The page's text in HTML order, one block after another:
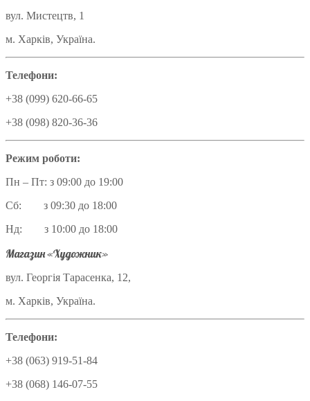
вул. Мистецтв, 1
м. Харків, Україна.
Телефони:
+38 (099) 620-66-65
+38 (098) 820-36-36
Режим роботи:
Пн – Пт: з 09:00 до 19:00
Сб: з 09:30 до 18:00
Нд: з 10:00 до 18:00
Магазин «Художник»
вул. Георгія Тарасенка, 12,
м. Харків, Україна.
Телефони:
+38 (063) 919-51-84
+38 (068) 146-07-55